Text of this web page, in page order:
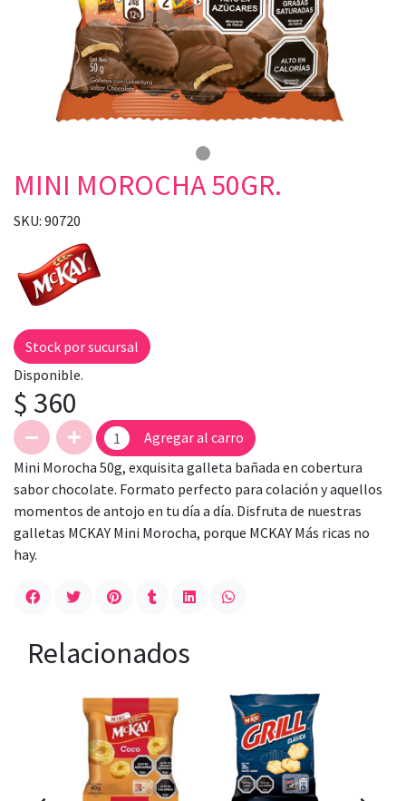
MINI MOROCHA 50GR.
SKU: 90720
Stock por sucursal
Disponible.
$ 360
Agregar al carro
Mini Morocha 50g, exquisita galleta bañada en cobertura
sabor chocolate. Formato perfecto para colación y aquellos
momentos de antojo en tu día a día. Disfruta de nuestras
galletas MCKAY Mini Morocha, porque MCKAY Más ricas no
hay.
Relacionados